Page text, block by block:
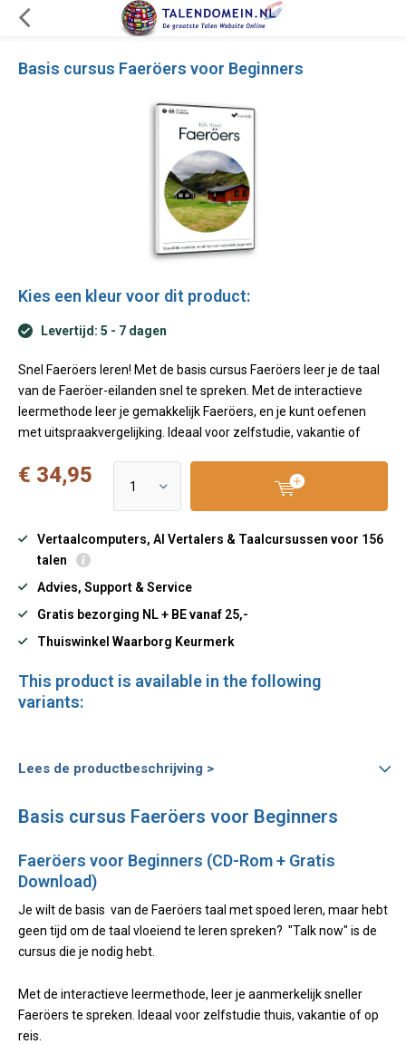
Basis cursus Faeröers voor Beginners
Kies een kleur voor dit product:
Levertijd: 5 - 7 dagen
Snel Faeröers leren! Met de basis cursus Faeröers leer je de taal
van de Faeröer-eilanden snel te spreken. Met de interactieve
leermethode leer je gemakkelijk Faeröers, en je kunt oefenen
met uitspraakvergelijking. Ideaal voor zelfstudie, vakantie of
€ 34,95
Vertaalcomputers, AI Vertalers & Taalcursussen voor 156
talen
Advies, Support & Service
Gratis bezorging NL + BE vanaf 25,-
Thuiswinkel Waarborg Keurmerk
This product is available in the following
variants:
Lees de productbeschrijving >
Basis cursus Faeröers voor Beginners
Faeröers voor Beginners (CD-Rom + Gratis
Download)
Je wilt de basis van de Faeröers taal met spoed leren, maar hebt
geen tijd om de taal vloeiend te leren spreken? "Talk now" is de
cursus die je nodig hebt.
Met de interactieve leermethode, leer je aanmerkelijk sneller
Faeröers te spreken. Ideaal voor zelfstudie thuis, vakantie of op
reis.